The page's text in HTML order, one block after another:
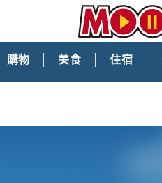
購物 美食 住宿